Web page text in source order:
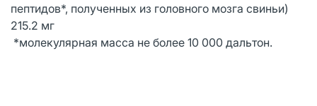
пептидов*, полученных из головного мозга свиньи)
215.2 мг
*молекулярная масса не более 10 000 дальтон.